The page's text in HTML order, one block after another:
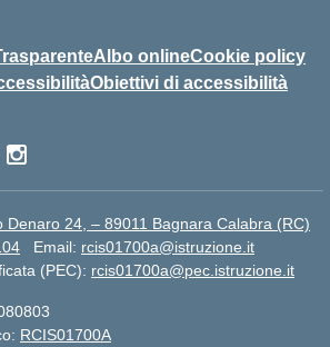
Albo onlineCookie policy
Obiettivi di accessibilità
Denaro 24, – 89011 Bagnara Calabra (RC)
Email: rcis01700a@istruzione.it
(PEC): rcis01700a@pec.istruzione.it
RCIS01700A